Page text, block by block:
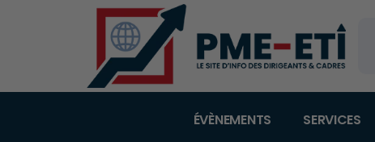
ÉVÈNEMENTS SERVICES